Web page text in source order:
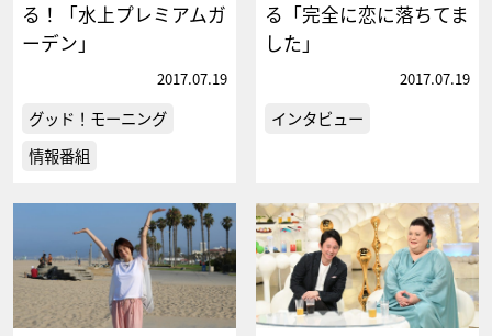
る！「水上プレミアムガ
ーデン」
2017.07.19
グッド！モーニング
情報番組
る「完全に恋に落ちてま
した」
2017.07.19
インタビュー